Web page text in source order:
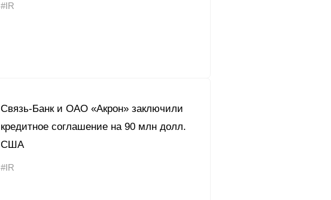
#IR
Связь-Банк и ОАО «Акрон» заключили
кредитное соглашение на 90 млн долл.
США
#IR